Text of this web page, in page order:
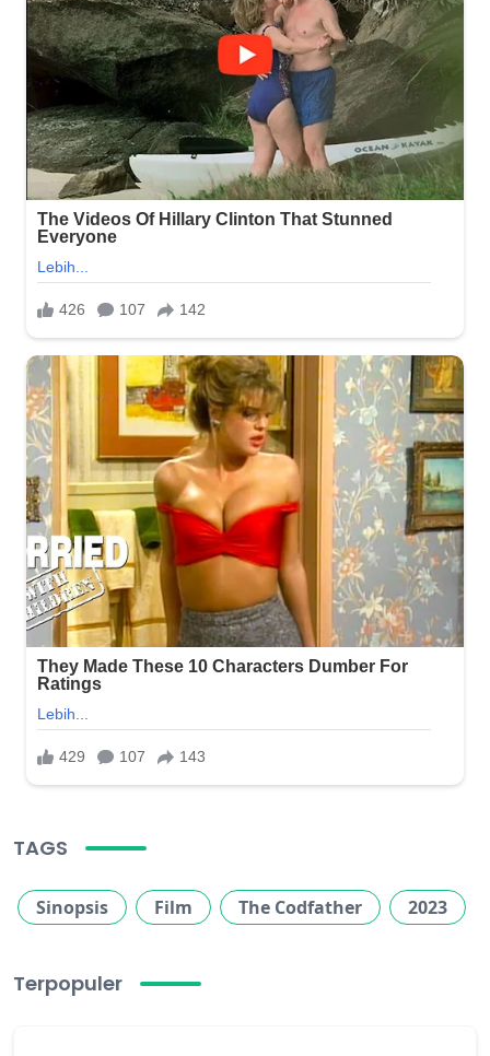
TAGS
Sinopsis Film The Codfather 2023
Terpopuler